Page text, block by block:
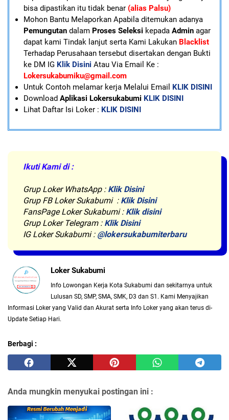
bisa dipastikan itu tidak benar (alias Palsu)
Mohon Bantu Melaporkan Apabila ditemukan adanya
Pemungutandalam Proses Seleksi kepada Adminagar
dapat kami Tindak lanjut serta Kami LakukanBlacklist
Terhadap Perusahaan tersebut disertakan dengan Bukti
ke DM IG Klik Disini Atau Via Email Ke :
Lokersukabumiku@gmail.com
Untuk Contoh melamar kerja Melalui Email KLIK DISINI
Download Aplikasi Lokersukabumi KLIK DISINI
Lihat Daftar Isi Loker : KLIK DISINI
Ikuti Kami di :
Grup Loker WhatsApp : Klik Disini
Grup FB Loker Sukabumi : Klik Disini
FansPage Loker Sukabumi : Klik disini
Grup Loker Telegram : Klik Disini
IG Loker Sukabumi : @lokersukabumiterbaru
Loker Sukabumi
Info Lowongan Kerja Kota Sukabumi dan sekitarnya untuk
Lulusan SD, SMP, SMA, SMK, D3 dan S1. Kami Menyajikan
Informasi Loker yang Valid dan Akurat serta Info Loker yang akan terus di-
Update Setiap Hari.
Berbagi :
Anda mungkin menyukai postingan ini :